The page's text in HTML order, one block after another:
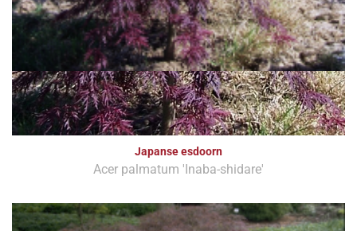
Japanse esdoorn
Acer palmatum 'Inaba-shidare'